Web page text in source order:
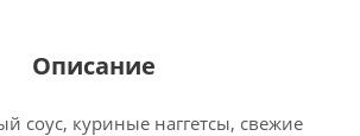
Описание
соус, куриные наггетсы, свежие